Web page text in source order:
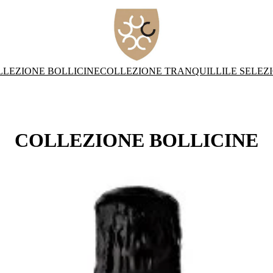
BOLLICINECOLLEZIONE TRANQUILLILE
COLLEZIONE BOLLICINE